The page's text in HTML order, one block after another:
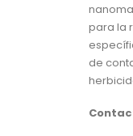
para la
de